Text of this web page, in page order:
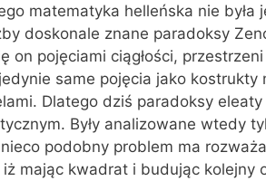
matematyka helleńska nie była
doskonale znane paradoksy
on pojęciami ciągłości,
same pojęcia jako kostrukty
Dlatego dziś paradoksy
Były analizowane wtedy
podobny problem ma
mając kwadrat i budując kolejny